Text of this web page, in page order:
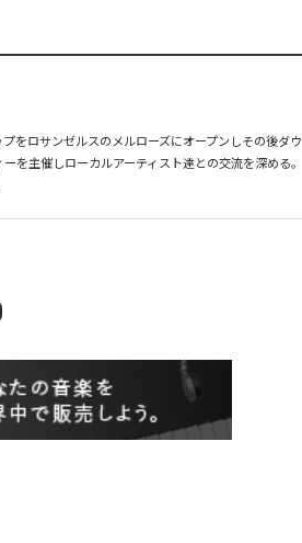
をロサンゼルスのメルローズにオープンしその後ダウ
を主催しローカルアーティスト達との交流を深める。